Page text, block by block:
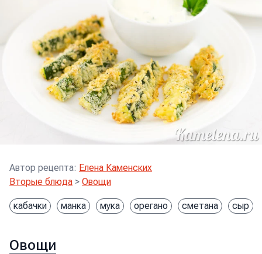
Автор рецепта: Елена Каменских
Вторые блюда > Овощи
кабачки манка мука орегано сметана сыр
Овощи